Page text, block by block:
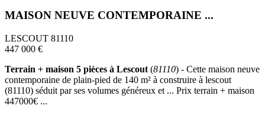
MAISON NEUVE CONTEMPORAINE ...
LESCOUT 81110
447 000 €
Terrain + maison 5 pièces à Lescout (81110) - Cette maison neuve
contemporaine de plain-pied de 140 m² à construire à lescout
(81110) séduit par ses volumes généreux et ... Prix terrain + maison
447000€ ...